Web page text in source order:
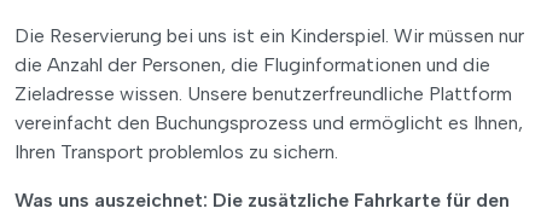
Die Reservierung bei uns ist ein Kinderspiel. Wir müssen nur
die Anzahl der Personen, die Fluginformationen und die
Zieladresse wissen. Unsere benutzerfreundliche Plattform
vereinfacht den Buchungsprozess und ermöglicht es Ihnen,
Ihren Transport problemlos zu sichern.
Was uns auszeichnet: Die zusätzliche Fahrkarte für den